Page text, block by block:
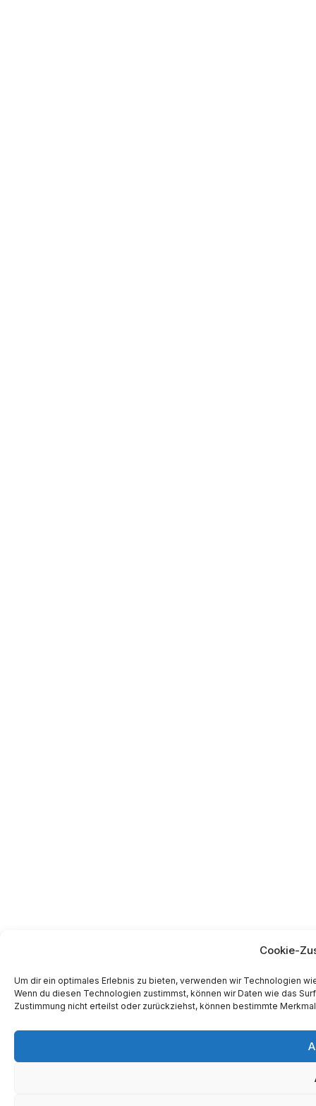
Cookie-
Um dir ein optimales Erlebnis zu bieten, verwenden wir Technologien
Wenn du diesen Technologien zustimmst, können wir Daten wie das
Zustimmung nicht erteilst oder zurückziehst, können bestimmte